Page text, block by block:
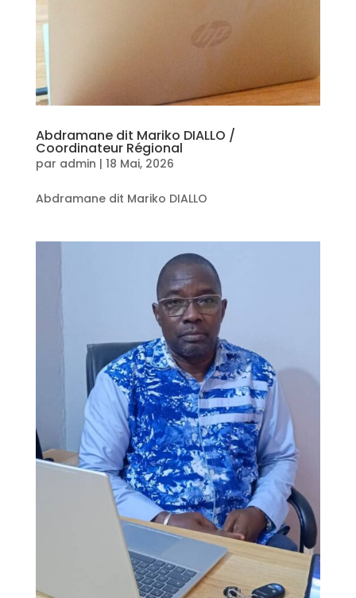
Abdramane dit Mariko DIALLO /
Coordinateur Régional
par admin | 18 Mai, 2026
Abdramane dit Mariko DIALLO